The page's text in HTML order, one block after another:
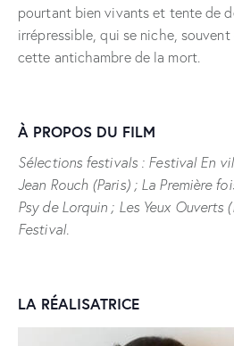
pourtant bien vivants et tente de
irrépressible, qui se niche,
cette antichambre de la mort.
À PROPOS DU FILM
Sélections festivals : Festival En
Jean Rouch (Paris) ; La Première
Psy de Lorquin ; Les Yeux Ouverts
Festival.
LA RÉALISATRICE